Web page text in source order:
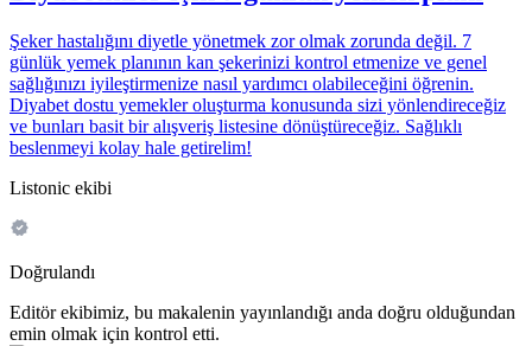
Şeker hastalığını diyetle yönetmek zor olmak zorunda değil. 7
günlük yemek planının kan şekerinizi kontrol etmenize ve genel
sağlığınızı iyileştirmenize nasıl yardımcı olabileceğini öğrenin.
Diyabet dostu yemekler oluşturma konusunda sizi yönlendireceğiz
ve bunları basit bir alışveriş listesine dönüştüreceğiz. Sağlıklı
beslenmeyi kolay hale getirelim!
Listonic ekibi
Doğrulandı
Editör ekibimiz, bu makalenin yayınlandığı anda doğru olduğundan
emin olmak için kontrol etti.